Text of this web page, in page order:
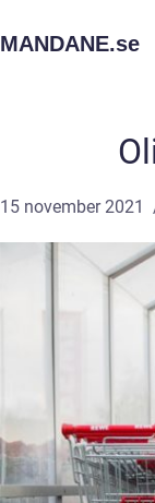
MANDANE.se
15 november 2021